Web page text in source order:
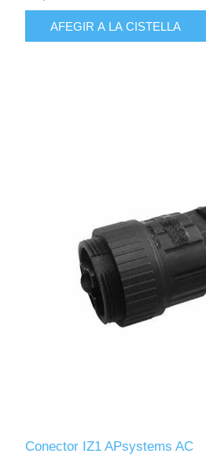
Conector IZ1 APsystems AC